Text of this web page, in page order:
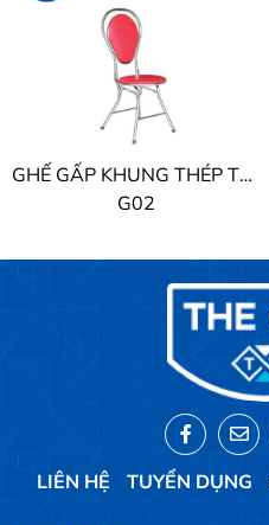
GHẾ GẤP KHUNG THÉP THE ONE
G02
LIÊN HỆ TUYỂN DỤNG